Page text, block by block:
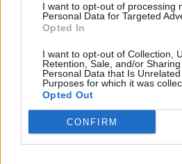
I want to opt-out of processing
Personal Data for Targeted
Opted In
I want to opt-out of Collection,
Retention, Sale, and/or
Personal Data that Is
Purposes for which it was
Opted Out
CONFIRM
Περιβάλλον
Η Ανταρκτική καταρρέει